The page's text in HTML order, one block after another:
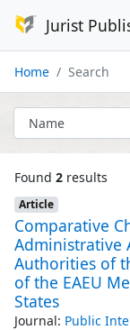
Jurist
Home Search
Found 2 results
Article
Comparative
Administrative
Authorities of
of the EAEU
States
Journal: Public